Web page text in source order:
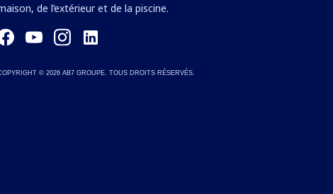
de l’extérieur et de la piscine.
©2026 AB7 GROUPE. TOUS DROITS RÉSERVÉS.